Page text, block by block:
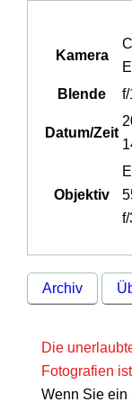
Kamera
Blende
Datum/Zeit
Objektiv
Archiv
Die
Fotografien
Wenn Sie ein